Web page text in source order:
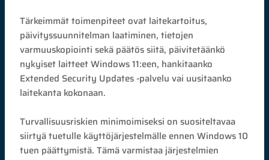
Tärkeimmät toimenpiteet ovat laitekartoitus,
päivityssuunnitelman laatiminen, tietojen
varmuuskopiointi sekä päätös siitä, päivitetäänkö
nykyiset laitteet Windows 11:een, hankitaanko
Extended Security Updates -palvelu vai uusitaanko
laitekanta kokonaan.
Turvallisuusriskien minimoimiseksi on suositeltavaa
siirtyä tuetulle käyttöjärjestelmälle ennen Windows 10
tuen päättymistä. Tämä varmistaa järjestelmien